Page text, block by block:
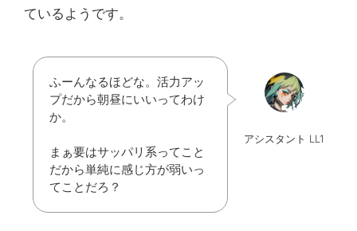
ているようです。
ふーんなるほどな。活力アッ
プだから朝昼にいいってわけ
か。
まぁ要はサッパリ系ってこと
だから単純に感じ方が弱いっ
てことだろ？
アシスタント LL1